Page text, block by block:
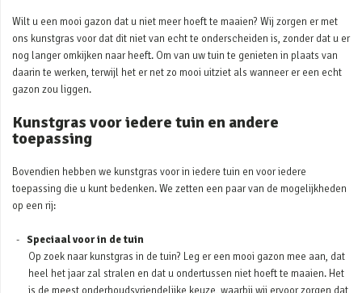
Wilt u een mooi gazon dat u niet meer hoeft te maaien? Wij zorgen er met
ons kunstgras voor dat dit niet van echt te onderscheiden is, zonder dat u er
nog langer omkijken naar heeft. Om van uw tuin te genieten in plaats van
daarin te werken, terwijl het er net zo mooi uitziet als wanneer er een echt
gazon zou liggen.
Kunstgras voor iedere tuin en andere
toepassing
Bovendien hebben we kunstgras voor in iedere tuin en voor iedere
toepassing die u kunt bedenken. We zetten een paar van de mogelijkheden
op een rij:
Speciaal voor in de tuin
Op zoek naar kunstgras in de tuin? Leg er een mooi gazon mee aan, dat
heel het jaar zal stralen en dat u ondertussen niet hoeft te maaien. Het